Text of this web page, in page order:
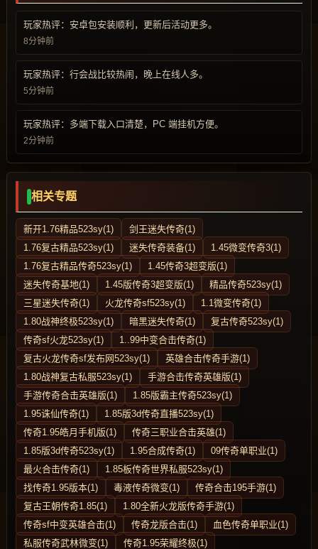
玩家热评：安卓包安装顺利，更新后活动更多。
8分钟前
玩家热评：行会战比较热闹，晚上在线人多。
5分钟前
玩家热评：多端下载入口清楚，PC 端挂机方便。
2分钟前
相关专题
新开1.76精品523sy(1)
剑王迷失传奇(1)
1.76复古精品523sy(1)
迷失传奇装备(1)
1.45微变传奇3(1)
1.76复古精品传奇523sy(1)
1.45传奇3超变版(1)
迷失传奇基地(1)
1.45版传奇3超变版(1)
精品传奇523sy(1)
三星迷失传奇(1)
火龙传奇sf523sy(1)
1.1微变传奇(1)
1.80战神终极523sy(1)
暗黑迷失传奇(1)
复古传奇523sy(1)
传奇sf火龙523sy(1)
1..99中变合击传奇(1)
复古火龙传奇sf发布网523sy(1)
英雄合击传奇手游(1)
1.80战神复古私服523sy(1)
手游合击传奇英雄版(1)
手游传奇合击英雄版(1)
1.85版霸主传奇523sy(1)
1.95诛仙传奇(1)
1.85版3d传奇直播523sy(1)
传奇1.95皓月手机版(1)
传奇三职业合击英雄(1)
1.85版3d传奇523sy(1)
1.95合成传奇(1)
09传奇单职业(1)
最火合击传奇(1)
1.85板传奇世界私服523sy(1)
找传奇1.95版本(1)
毒液传奇微变(1)
传奇合击195手游(1)
复古王朝传奇1.85(1)
1.80全新火龙版传奇手游(1)
传奇sf中变英雄合击(1)
传奇龙版合击(1)
血色传奇单职业(1)
私服传奇武林微变(1)
传奇1.95荣耀终极(1)